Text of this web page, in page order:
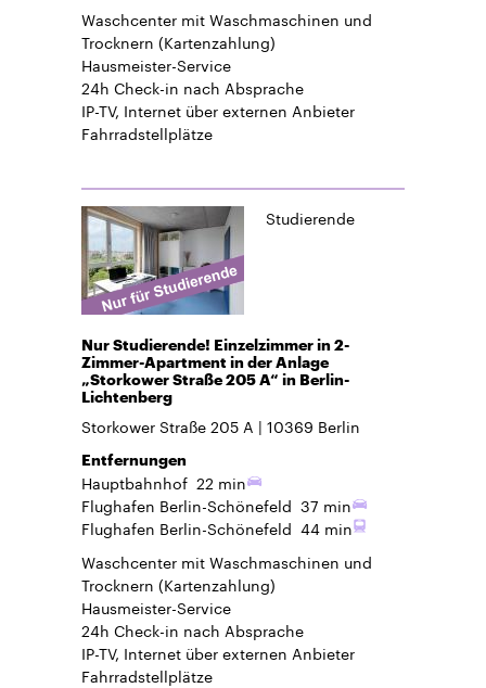
Waschcenter mit Waschmaschinen und
Trocknern (Kartenzahlung)
Hausmeister-Service
24h Check-in nach Absprache
IP-TV, Internet über externen Anbieter
Fahrradstellplätze
Studierende
Nur Studierende! Einzelzimmer in 2-
Zimmer-Apartment in der Anlage
„Storkower Straße 205 A“ in Berlin-
Lichtenberg
Storkower Straße 205 A 10369 Berlin
Entfernungen
Hauptbahnhof 22 min
Flughafen Berlin-Schönefeld 37 min
Flughafen Berlin-Schönefeld 44 min
Waschcenter mit Waschmaschinen und
Trocknern (Kartenzahlung)
Hausmeister-Service
24h Check-in nach Absprache
IP-TV, Internet über externen Anbieter
Fahrradstellplätze